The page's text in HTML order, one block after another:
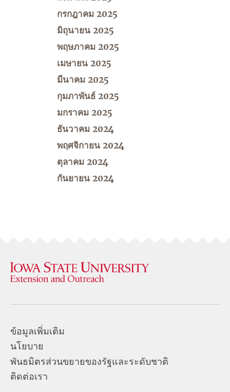
กรกฎาคม 2025
มิถุนายน 2025
พฤษภาคม 2025
เมษายน 2025
มีนาคม 2025
กุมภาพันธ์ 2025
มกราคม 2025
ธันวาคม 2024
พฤศจิกายน 2024
ตุลาคม 2024
กันยายน 2024
ข้อมูลเพิ่มเติม
นโยบาย
พันธมิตรส่วนขยายของรัฐและระดับชาติ
ติดต่อเรา